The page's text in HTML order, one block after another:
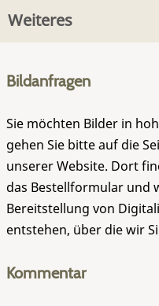
Weiteres
Bildanfragen
Sie möchten Bilder in
gehen Sie bitte auf die
unserer Website. Dort
das Bestellformular und
Bereitstellung von
entstehen, über die wir
Kommentar